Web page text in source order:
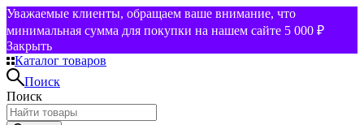
Уважаемые клиенты, обращаем ваше внимание, что
минимальная сумма для покупки на нашем сайте 5 000 ₽
Закрыть
Каталог товаров
Поиск
Поиск